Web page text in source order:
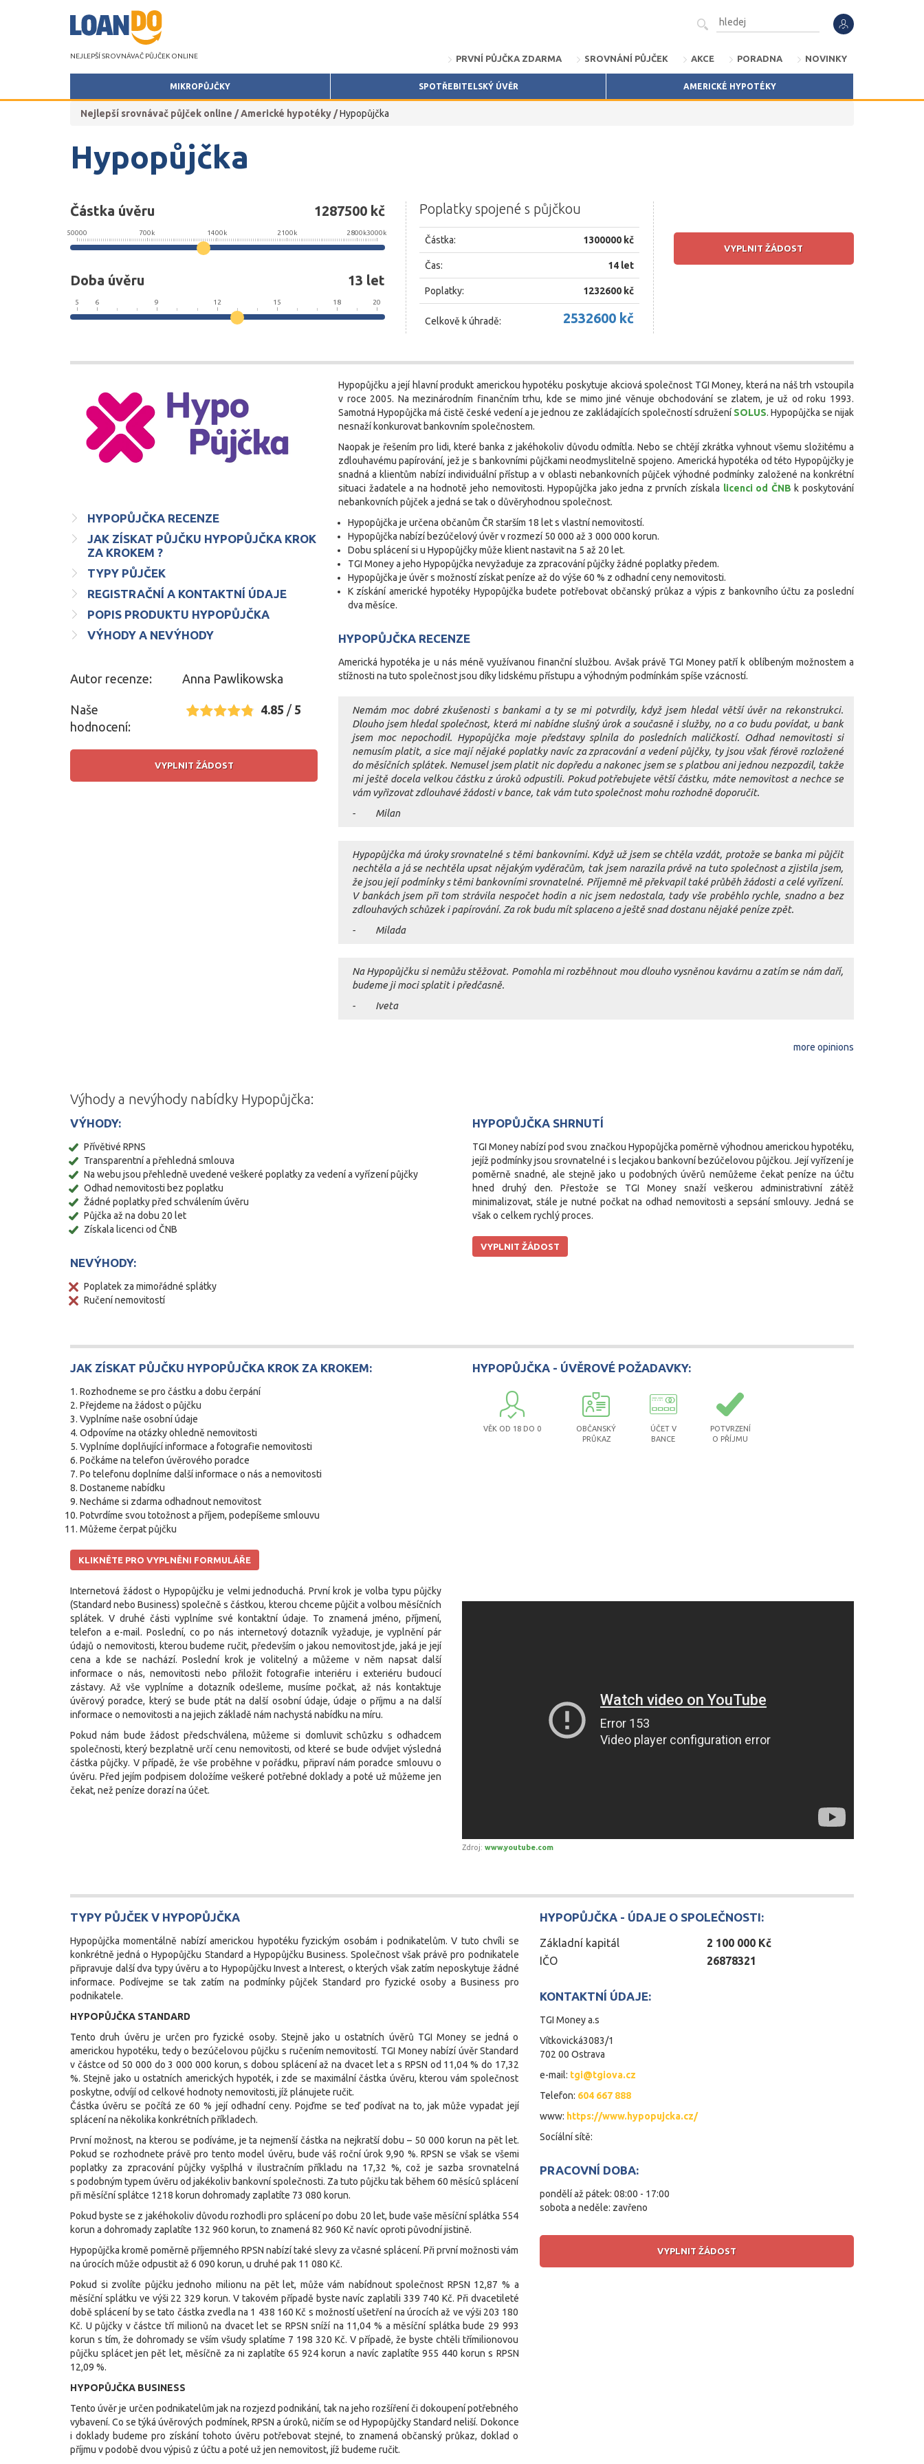
NEJLEPŠÍ SROVNÁVAČ PŮJČEK ONLINE PRVNÍ PŮJČKA ZDARMA SROVNÁNÍ PŮJČEK AKCE PORADNA NOVINKY
MIKROPŮJČKY SPOTŘEBITELSKÝ ÚVĚR AMERICKÉ HYPOTÉKY
Nejlepší srovnávač půjček online /Americké hypotéky /Hypopůjčka
Hypopůjčka
Částka úvěru 1287500kč
50000 700k 1400k 2100k 2800k3000k
Doba úvěru 13 let
5 6 9 12 15 18 20
Poplatky spojené s půjčkou
Částka: 1300000 kč
Čas: 14 let
Poplatky: 1232600 kč
Celkově k úhradě: 2532600 kč
VYPLNIT ŽÁDOST
HYPOPŮJČKA RECENZE
JAK ZÍSKAT PŮJČKU HYPOPŮJČKA KROK
ZA KROKEM ?
TYPY PŮJČEK
REGISTRAČNÍ A KONTAKTNÍ ÚDAJE
POPIS PRODUKTU HYPOPŮJČKA
VÝHODY A NEVÝHODY
Autor recenze: Anna Pawlikowska
Naše
hodnocení:
4.85 / 5
VYPLNIT ŽÁDOST
Hypopůjčku a její hlavní produkt americkou hypotéku poskytuje akciová společnost TGI Money, která na náš trh vstoupila
v roce 2005. Na mezinárodním finančním trhu, kde se mimo jiné věnuje obchodování se zlatem, je už od roku 1993.
Samotná Hypopůjčka má čistě české vedení a je jednou ze zakládajících společností sdružení SOLUS. Hypopůjčka se nijak
nesnaží konkurovat bankovním společnostem.
Naopak je řešením pro lidi, které banka z jakéhokoliv důvodu odmítla. Nebo se chtějí zkrátka vyhnout všemu složitému a
zdlouhavému papírování, jež je s bankovními půjčkami neodmyslitelně spojeno. Americká hypotéka od této Hypopůjčky je
snadná a klientům nabízí individuální přístup a v oblasti nebankovních půjček výhodné podmínky založené na konkrétní
situaci žadatele a na hodnotě jeho nemovitosti. Hypopůjčka jako jedna z prvních získala licenci od ČNB k poskytování
nebankovních půjček a jedná se tak o důvěryhodnou společnost.
Hypopůjčka je určena občanům ČR starším 18 let s vlastní nemovitostí.
Hypopůjčka nabízí bezúčelový úvěr v rozmezí 50 000 až 3 000 000 korun.
Dobu splácení si u Hypopůjčky může klient nastavit na 5 až 20 let.
TGI Money a jeho Hypopůjčka nevyžaduje za zpracování půjčky žádné poplatky předem.
Hypopůjčka je úvěr s možností získat peníze až do výše 60 % z odhadní ceny nemovitosti.
K získání americké hypotéky Hypopůjčka budete potřebovat občanský průkaz a výpis z bankovního účtu za poslední
dva měsíce.
HYPOPŮJČKA RECENZE
Americká hypotéka je u nás méně využívanou finanční službou. Avšak právě TGI Money patří k oblíbeným možnostem a
stížnosti na tuto společnost jsou díky lidskému přístupu a výhodným podmínkám spíše vzácností.
Nemám moc dobré zkušenosti s bankami a ty se mi potvrdily, když jsem hledal větší úvěr na rekonstrukci.
Dlouho jsem hledal společnost, která mi nabídne slušný úrok a současně i služby, no a co budu povídat, u bank
jsem moc nepochodil. Hypopůjčka moje představy splnila do posledních maličkostí. Odhad nemovitosti si
nemusím platit, a sice mají nějaké poplatky navíc za zpracování a vedení půjčky, ty jsou však férově rozložené
do měsíčních splátek. Nemusel jsem platit nic dopředu a nakonec jsem se s platbou ani jednou nezpozdil, takže
mi ještě docela velkou částku z úroků odpustili. Pokud potřebujete větší částku, máte nemovitost a nechce se
vám vyřizovat zdlouhavé žádosti v bance, tak vám tuto společnost mohu rozhodně doporučit.
- Milan
Hypopůjčka má úroky srovnatelné s těmi bankovními. Když už jsem se chtěla vzdát, protože se banka mi půjčit
nechtěla a já se nechtěla upsat nějakým vyděračům, tak jsem narazila právě na tuto společnost a zjistila jsem,
že jsou její podmínky s těmi bankovními srovnatelné. Příjemně mě překvapil také průběh žádosti a celé vyřízení.
V bankách jsem při tom strávila nespočet hodin a nic jsem nedostala, tady vše proběhlo rychle, snadno a bez
zdlouhavých schůzek i papírování. Za rok budu mít splaceno a ještě snad dostanu nějaké peníze zpět.
- Milada
Na Hypopůjčku si nemůžu stěžovat. Pomohla mi rozběhnout mou dlouho vysněnou kavárnu a zatím se nám daří,
budeme ji moci splatit i předčasně.
- Iveta
more opinions
Výhody a nevýhody nabídky Hypopůjčka:
VÝHODY:
Přívětivé RPNS
Transparentní a přehledná smlouva
Na webu jsou přehledně uvedené veškeré poplatky za vedení a vyřízení půjčky
Odhad nemovitosti bez poplatku
Žádné poplatky před schválením úvěru
Půjčka až na dobu 20 let
Získala licenci od ČNB
NEVÝHODY:
Poplatek za mimořádné splátky
Ručení nemovitostí
HYPOPŮJČKA SHRNUTÍ
TGI Money nabízí pod svou značkou Hypopůjčka poměrně výhodnou americkou hypotéku,
jejíž podmínky jsou srovnatelné i s lecjakou bankovní bezúčelovou půjčkou. Její vyřízení je
poměrně snadné, ale stejně jako u podobných úvěrů nemůžeme čekat peníze na účtu
hned druhý den. Přestože se TGI Money snaží veškerou administrativní zátěž
minimalizovat, stále je nutné počkat na odhad nemovitosti a sepsání smlouvy. Jedná se
však o celkem rychlý proces.
VYPLNIT ŽÁDOST
JAK ZÍSKAT PŮJČKU HYPOPŮJČKA KROK ZA KROKEM:
Rozhodneme se pro částku a dobu čerpání
Přejdeme na žádost o půjčku
Vyplníme naše osobní údaje
Odpovíme na otázky ohledně nemovitosti
Vyplníme doplňující informace a fotografie nemovitosti
Počkáme na telefon úvěrového poradce
Po telefonu doplníme další informace o nás a nemovitosti
Dostaneme nabídku
Necháme si zdarma odhadnout nemovitost
Potvrdíme svou totožnost a příjem, podepíšeme smlouvu
Můžeme čerpat půjčku
KLIKNĚTE PRO VYPLNĚNI FORMULÁŘE
HYPOPŮJČKA - ÚVĚROVÉ POŽADAVKY:
VĚK OD 18 DO 0
OBČANSKÝ
PRŮKAZ
ÚČET V
BANCE
POTVRZENÍ
O PŘÍJMU
Zdroj: www.youtube.com
Internetová žádost o Hypopůjčku je velmi jednoduchá. První krok je volba typu půjčky
(Standard nebo Business) společně s částkou, kterou chceme půjčit a volbou měsíčních
splátek. V druhé části vyplníme své kontaktní údaje. To znamená jméno, příjmení,
telefon a e-mail. Poslední, co po nás internetový dotazník vyžaduje, je vyplnění pár
údajů o nemovitosti, kterou budeme ručit, především o jakou nemovitost jde, jaká je její
cena a kde se nachází. Poslední krok je volitelný a můžeme v něm napsat další
informace o nás, nemovitosti nebo přiložit fotografie interiéru i exteriéru budoucí
zástavy. Až vše vyplníme a dotazník odešleme, musíme počkat, až nás kontaktuje
úvěrový poradce, který se bude ptát na další osobní údaje, údaje o příjmu a na další
informace o nemovitosti a na jejich základě nám nachystá nabídku na míru.
Pokud nám bude žádost předschválena, můžeme si domluvit schůzku s odhadcem
společnosti, který bezplatně určí cenu nemovitosti, od které se bude odvíjet výsledná
částka půjčky. V případě, že vše proběhne v pořádku, připraví nám poradce smlouvu o
úvěru. Před jejím podpisem doložíme veškeré potřebné doklady a poté už můžeme jen
čekat, než peníze dorazí na účet.
TYPY PŮJČEK V HYPOPŮJČKA
Hypopůjčka momentálně nabízí americkou hypotéku fyzickým osobám i podnikatelům. V tuto chvíli se
konkrétně jedná o Hypopůjčku Standard a Hypopůjčku Business. Společnost však právě pro podnikatele
připravuje další dva typy úvěru a to Hypopůjčku Invest a Interest, o kterých však zatím neposkytuje žádné
informace. Podívejme se tak zatím na podmínky půjček Standard pro fyzické osoby a Business pro
podnikatele.
HYPOPŮJČKA STANDARD
Tento druh úvěru je určen pro fyzické osoby. Stejně jako u ostatních úvěrů TGI Money se jedná o
americkou hypotéku, tedy o bezúčelovou půjčku s ručením nemovitostí. TGI Money nabízí úvěr Standard
v částce od 50 000 do 3 000 000 korun, s dobou splácení až na dvacet let a s RPSN od 11,04 % do 17,32
%. Stejně jako u ostatních amerických hypoték, i zde se maximální částka úvěru, kterou vám společnost
poskytne, odvíjí od celkové hodnoty nemovitosti, jíž plánujete ručit.
Částka úvěru se počítá ze 60 % její odhadní ceny. Pojďme se teď podívat na to, jak může vypadat její
splácení na několika konkrétních příkladech.
První možnost, na kterou se podíváme, je ta nejmenší částka na nejkratší dobu – 50 000 korun na pět let.
Pokud se rozhodnete právě pro tento model úvěru, bude váš roční úrok 9,90 %. RPSN se však se všemi
poplatky za zpracování půjčky vyšplhá v ilustračním příkladu na 17,32 %, což je sazba srovnatelná
s podobným typem úvěru od jakékoliv bankovní společnosti. Za tuto půjčku tak během 60 měsíců splácení
při měsíční splátce 1218 korun dohromady zaplatíte 73 080 korun.
Pokud byste se z jakéhokoliv důvodu rozhodli pro splácení po dobu 20 let, bude vaše měsíční splátka 554
korun a dohromady zaplatíte 132 960 korun, to znamená 82 960 Kč navíc oproti původní jistině.
Hypopůjčka kromě poměrně příjemného RPSN nabízí také slevy za včasné splácení. Při první možnosti vám
na úrocích může odpustit až 6 090 korun, u druhé pak 11 080 Kč.
Pokud si zvolíte půjčku jednoho milionu na pět let, může vám nabídnout společnost RPSN 12,87 % a
měsíční splátku ve výši 22 329 korun. V takovém případě byste navíc zaplatili 339 740 Kč. Při dvacetileté
době splácení by se tato částka zvedla na 1 438 160 Kč s možností ušetření na úrocích až ve výši 203 180
Kč. U půjčky v částce tří milionů na dvacet let se RPSN sníží na 11,04 % a měsíční splátka bude 29 993
korun s tím, že dohromady se vším všudy splatíme 7 198 320 Kč. V případě, že byste chtěli třímilionovou
půjčku splácet jen pět let, měsíčně za ni zaplatíte 65 924 korun a navíc zaplatíte 955 440 korun s RPSN
12,09 %.
HYPOPŮJČKA BUSINESS
Tento úvěr je určen podnikatelům jak na rozjezd podnikání, tak na jeho rozšíření či dokoupení potřebného
vybavení. Co se týká úvěrových podmínek, RPSN a úroků, ničím se od Hypopůjčky Standard neliší. Dokonce
i doklady budeme pro získání tohoto úvěru potřebovat stejné, to znamená občanský průkaz, doklad o
příjmu v podobě dvou výpisů z účtu a poté už jen nemovitost, jíž budeme ručit.
HYPOPŮJČKA- ÚDAJE O SPOLEČNOSTI:
Základní kapitál
2 100 000 Kč
IČO
26878321
KONTAKTNÍ ÚDAJE:
TGI Money a.s
Vítkovická3083/1
702 00 Ostrava
e-mail: tgi@tgiova.cz
Telefon: 604 667 888
www: https://www.hypopujcka.cz/
Socíální sítě:
PRACOVNÍ DOBA:
pondělí až pátek: 08:00 - 17:00
sobota a neděle: zavřeno
VYPLNIT ŽÁDOST